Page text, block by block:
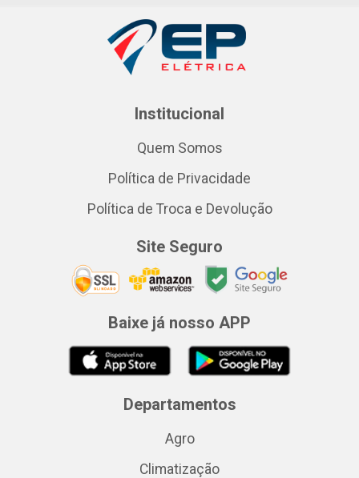
Institucional
Quem Somos
Política de Privacidade
Política de Troca e Devolução
Site Seguro
Baixe já nosso APP
Departamentos
Agro
Climatização